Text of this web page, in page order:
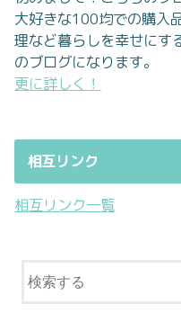
大好きな100均での購入
理など暮らしを幸せにす
のブログになります。
更に詳しく！
相互リンク
相互リンク一覧